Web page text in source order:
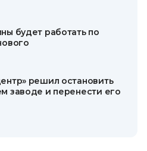
будет работать по
решил остановить
заводе и перенести его